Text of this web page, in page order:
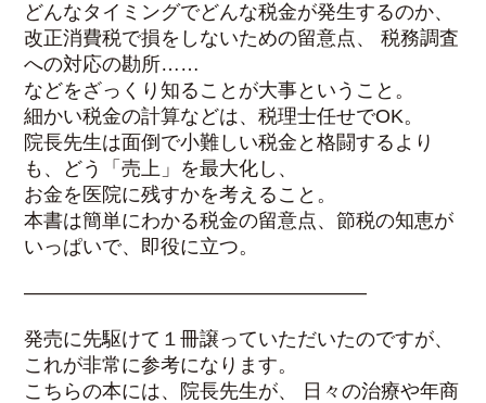
どんなタイミングでどんな税金が発生するのか、
改正消費税で損をしないための留意点、 税務調査
への対応の勘所……
などをざっくり知ることが大事ということ。
細かい税金の計算などは、税理士任せでOK。
院長先生は面倒で小難しい税金と格闘するより
も、どう「売上」を最大化し、
お金を医院に残すかを考えること。
本書は簡単にわかる税金の留意点、節税の知恵が
いっぱいで、即役に立つ。
—————————————————–
発売に先駆けて１冊譲っていただいたのですが、
これが非常に参考になります。
こちらの本には、院長先生が、 日々の治療や年商